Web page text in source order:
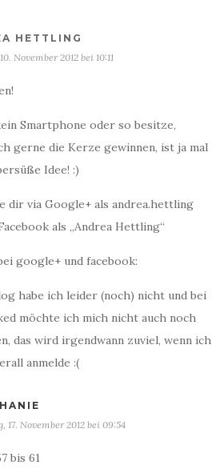
HETTLING
November 2012 bei 10:11
Smartphone oder so besitze,
gerne die Kerze gewinnen, ist ja mal
Idee! :)
dir via Google+ als andrea.hettling
als „Andrea Hettling“
google+ und facebook:
habe ich leider (noch) nicht und bei
möchte ich mich nicht auch noch
das wird irgendwann zuviel, wenn ich
anmelde :(
17. November 2012 bei 09:54
bis 61